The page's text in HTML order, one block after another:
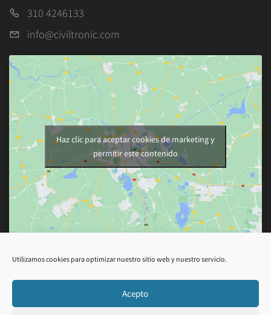
Utilizamos cookies para optimizar nuestro sitio web y nuestro servicio.
Acepto
310 4246133
info@civiltronic.com
Haz clic para aceptar cookies de marketing y
permitir este contenido